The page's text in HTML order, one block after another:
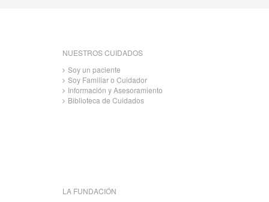
NUESTROS CUIDADOS
Soy un paciente
Soy Familiar o Cuidador
Información y Asesoramiento
Biblioteca de Cuidados
LA FUNDACIÓN